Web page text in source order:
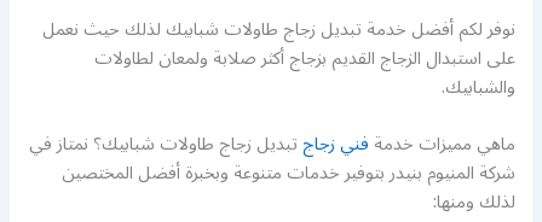
نوفر لكم أفضل خدمة تبديل زجاج طاولات شبابيك لذلك حيث نعمل
على استبدال الزجاج القديم بزجاج أكثر صلابة ولمعان لطاولات
والشبابيك.
ماهي مميزات خدمةفني زجاجتبديل زجاج طاولات شبابيك؟ نمتاز في
شركة المنيوم بنيدر بتوفير خدمات متنوعة وبخبرة أفضل المختصين
لذلك ومنها: